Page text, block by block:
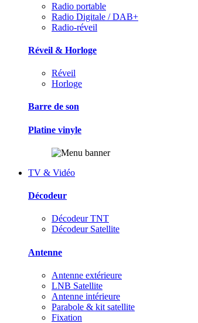
Radio portable
Radio Digitale / DAB+
Radio-réveil
Réveil & Horloge
Réveil
Horloge
Barre de son
Platine vinyle
TV & Vidéo
Décodeur
Décodeur TNT
Décodeur Satellite
Antenne
Antenne extérieure
LNB Satellite
Antenne intérieure
Parabole & kit satellite
Fixation